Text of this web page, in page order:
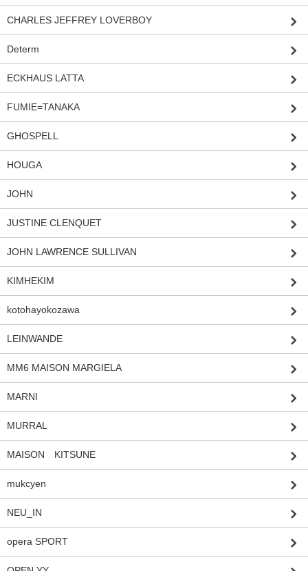
CHARLES JEFFREY LOVERBOY
Determ
ECKHAUS LATTA
FUMIE=TANAKA
GHOSPELL
HOUGA
JOHN
JUSTINE CLENQUET
JOHN LAWRENCE SULLIVAN
KIMHEKIM
kotohayokozawa
LEINWANDE
MM6 MAISON MARGIELA
MARNI
MURRAL
MAISON KITSUNE
mukcyen
NEU_IN
opera SPORT